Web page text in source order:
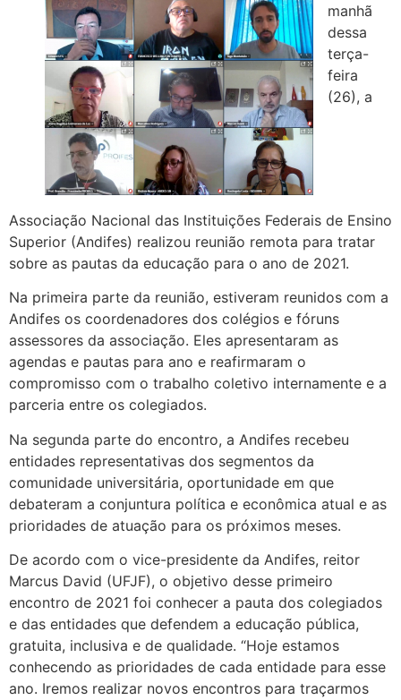
manhã
dessa
terça-
feira
(26), a
Associação Nacional das Instituições Federais de Ensino
Superior (Andifes) realizou reunião remota para tratar
sobre as pautas da educação para o ano de 2021.
Na primeira parte da reunião, estiveram reunidos com a
Andifes os coordenadores dos colégios e fóruns
assessores da associação. Eles apresentaram as
agendas e pautas para ano e reafirmaram o
compromisso com o trabalho coletivo internamente e a
parceria entre os colegiados.
Na segunda parte do encontro, a Andifes recebeu
entidades representativas dos segmentos da
comunidade universitária, oportunidade em que
debateram a conjuntura política e econômica atual e as
prioridades de atuação para os próximos meses.
De acordo com o vice-presidente da Andifes, reitor
Marcus David (UFJF), o objetivo desse primeiro
encontro de 2021 foi conhecer a pauta dos colegiados
e das entidades que defendem a educação pública,
gratuita, inclusiva e de qualidade. “Hoje estamos
conhecendo as prioridades de cada entidade para esse
ano. Iremos realizar novos encontros para traçarmos